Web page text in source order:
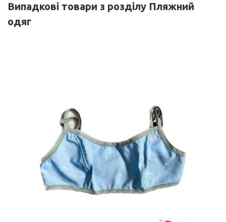
Випадкові товари з розділу Пляжний
одяг